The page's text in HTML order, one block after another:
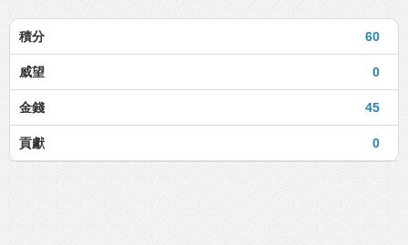
60
積分
0
威望
45
金錢
0
貢獻